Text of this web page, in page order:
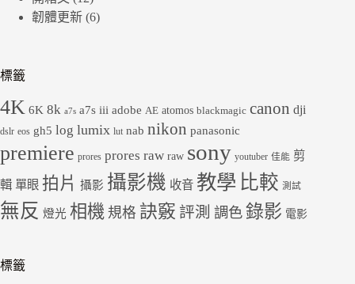
韌體更新 (6)
標籤
4K 6K 8k a7s a7s iii adobe AE atomos blackmagic canon dji
dslr eos gh5 log lumix lut nab nikon panasonic
premiere prores prores raw raw sony youtuber 佳能 剪
輯 單眼 拍片 攝影 攝影機 收音 教學 比較 測試
無反 燈光 相機 規格 訣竅 評測 調色 錄影 電影
標籤